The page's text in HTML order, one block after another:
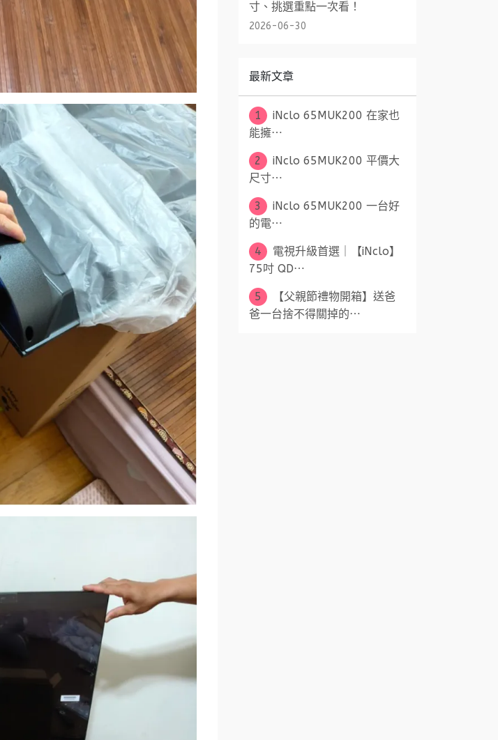
寸、挑選重點一次看！
2026-06-30
最新文章
1
iNclo 65MUK200 在家也
能擁⋯
2
iNclo 65MUK200 平價大
尺寸⋯
3
iNclo 65MUK200 一台好
的電⋯
4
電視升級首選｜【iNclo】
75吋 QD⋯
5
【父親節禮物開箱】送爸
爸一台捨不得關掉的⋯